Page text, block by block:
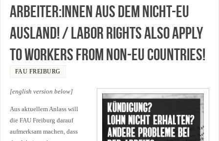
Arbeiter:innen aus dem nicht-EU
Ausland! / Labor rights also apply
to workers from non-EU countries!
FAU FREIBURG
[english version below]
Aus aktuellem Anlass will
die FAU Freiburg darauf
aufmerksam machen, dass